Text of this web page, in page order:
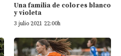
Una familia de colores blanco
y violeta
3 julio 2021 22:00h